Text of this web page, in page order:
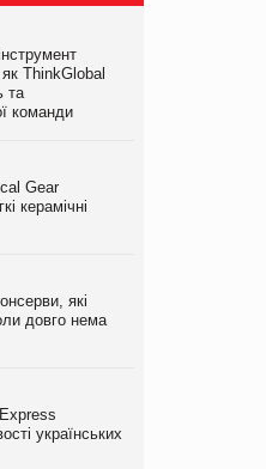
ThinkGlobal
та
команди
Gear
керамічні
які
довго нема
українських